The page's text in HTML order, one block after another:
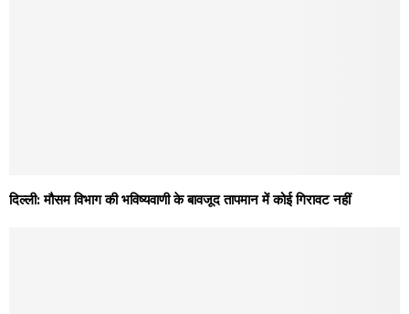
दिल्ली: मौसम विभाग की भविष्यवाणी के बावजूद तापमान में कोई गिरावट नहीं